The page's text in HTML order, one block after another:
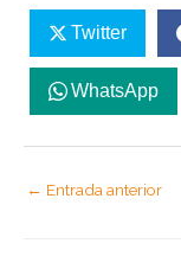
Twitter
WhatsApp
← Entrada anterior